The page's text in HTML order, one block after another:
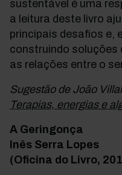
sustentável é uma
a leitura deste livro
principais desafios e,
construindo soluções
as relações entre o
Sugestão de João
Terapias, energias e
A Geringonça
Inês Serra Lopes
(Oficina do Livro,